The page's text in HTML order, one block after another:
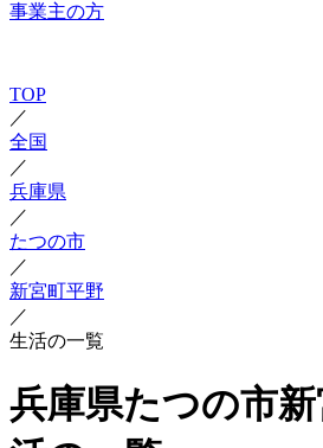
事業主の方
TOP
／
全国
／
兵庫県
／
たつの市
／
新宮町平野
／
生活の一覧
兵庫県たつの市